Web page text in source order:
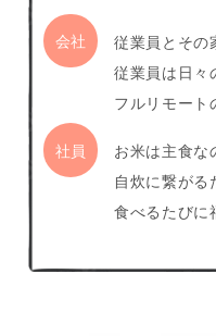
従業員とその
従業員は日々
フルリモート
お米は主食な
自炊に繋がる
食べるたびに